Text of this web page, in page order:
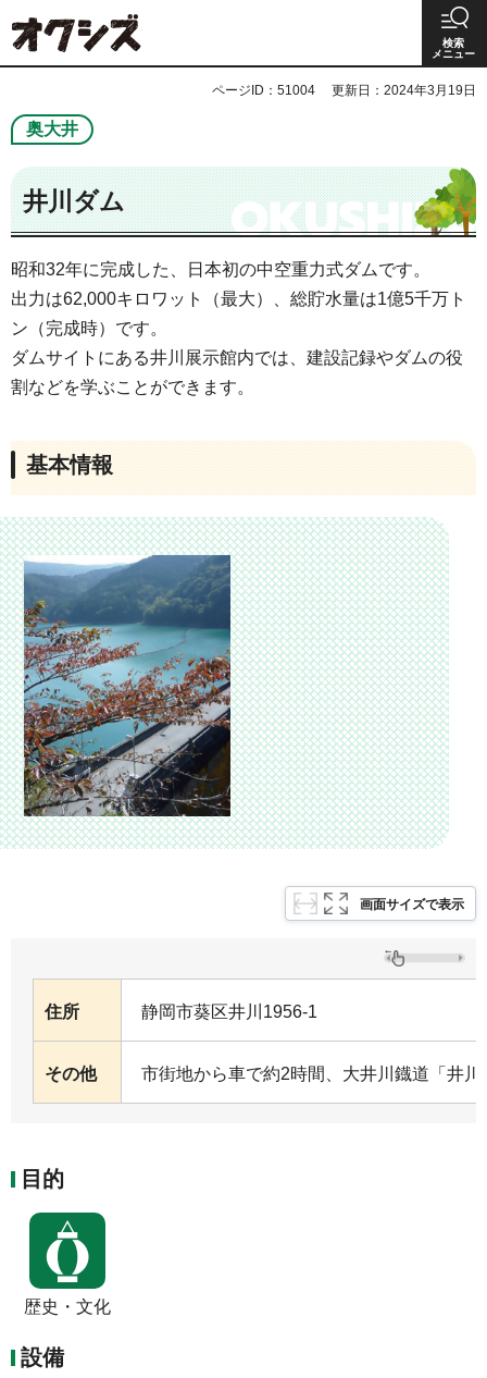
検索
メニュー
ページID：51004 更新日：2024年3月19日
奥大井
井川ダム
昭和32年に完成した、日本初の中空重力式ダムです。
出力は62,000キロワット（最大）、総貯水量は1億5千万ト
ン（完成時）です。
ダムサイトにある井川展示館内では、建設記録やダムの役
割などを学ぶことができます。
基本情報
画面サイズで表示
住所 静岡市葵区井川1956-1
その他 市街地から車で約2時間、大井川鐡道「井
目的
歴史・文化
設備